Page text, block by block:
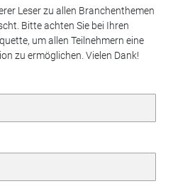
Leser zu allen Branchenthemen
Bitte achten Sie bei Ihren
um allen Teilnehmern eine
zu ermöglichen. Vielen Dank!